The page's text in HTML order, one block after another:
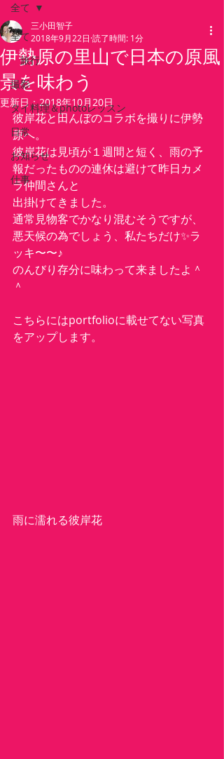
全て
旅行
撮影
タイ料理＆photoレッスン
日常
お知らせ
仕事
全て
伊勢原の里山で日本の原風
景を味わう
三小田智子
2018年9月22日 読了時間: 1分
更新日：2018年10月20日
彼岸花と田んぼのコラボを撮りに伊勢
原へ。
彼岸花は見頃が１週間と短く、雨の予
報だったものの連休は避けて昨日カメ
ラ仲間さんと
出掛けてきました。
通常見物客でかなり混むそうですが、
悪天候の為でしょう、私たちだけ✨ラ
ッキ〜〜♪
のんびり存分に味わって来ましたよ＾
＾
こちらにはportfolioに載せてない写真
をアップします。
雨に濡れる彼岸花